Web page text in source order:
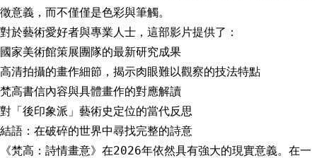
徵意義，而不僅僅是色彩與筆觸。
對於藝術愛好者與專業人士，這部影片提供了：
國家美術館策展團隊的最新研究成果
高清拍攝的畫作細節，揭示肉眼難以觀察的技法特點
梵高書信內容與具體畫作的對應解讀
對「後印象派」藝術史定位的當代反思
結語：在破碎的世界中尋找完整的詩意
《梵高：詩情畫意》在2026年依然具有強大的現實意義。在一